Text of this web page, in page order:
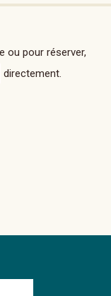
ou pour réserver,
directement.